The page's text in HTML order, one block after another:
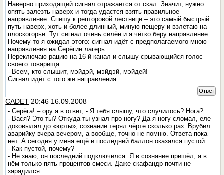
Наверно приходящий сигнал отражается от скал. Значит, нужно
опять залезть наверх и тогда удастся взять правильное
направление. Спешу к репторовой лестнице – это самый быстрый
путь наверх, хоть и более длинный, миную пещеру и взлетаю на
плоскогорье. Тут сигнал очень силён и я чётко беру направление.
Почему-то я ожидал этого: сигнал идёт с предполагаемого мною
направления на Серёгин лагерь.
Переключаю рацию на 16-й канал и слышу срывающийся голос
своего товарища:
- Всем, кто слышит, мэйдэй, мэйдэй, мэйдей!
Сигнал идёт с того же направления.
Ответ
CADET 20:46 16.09.2008
- Серёга! – ору я в ответ, - Я тебя слышу, что случилось? Нога?
- Вася? Это ты? Откуда ты узнал про ногу? Да я ногу сломал, еле
доковылял до «юрты», сознание терял чёрте сколько раз. Врубил
аварийку вчера вечером, а вообще, точно не помню. Ответа пока
нет. А сегодня у меня ещё и последний баллон оказался пустой.
- Как пустой, почему?
- Не знаю, он последний подключился. Я в сознание пришёл, а в
нём только пять процентов смеси. Даже скафандр почти не
зарядился.